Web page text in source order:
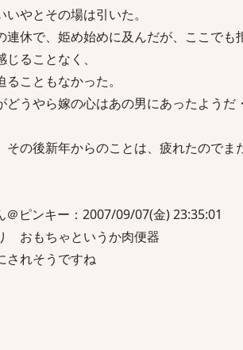
やとその場は引いた。
連休で、姫め始めに及んだが、ここでも
ることなく、
こともなかった。
どうやら嫁の心はあの男にあったようだ
の後新年からのことは、疲れたので
＠ピンキー：2007/09/07(金) 23:35:01
おもちゃというか肉便器
されそうですね